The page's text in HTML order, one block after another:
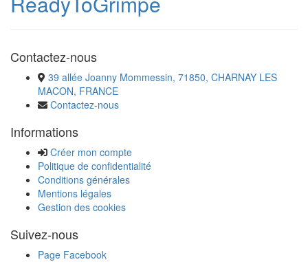
Contactez-nous
39 allée Joanny Mommessin, 71850, CHARNAY LES
MACON, FRANCE
Contactez-nous
Informations
Créer mon compte
Politique de confidentialité
Conditions générales
Mentions légales
Gestion des cookies
Suivez-nous
Page Facebook